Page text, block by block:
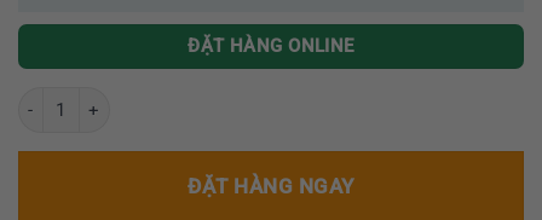
ĐẶT HÀNG ONLINE
ĐẶT HÀNG NGAY